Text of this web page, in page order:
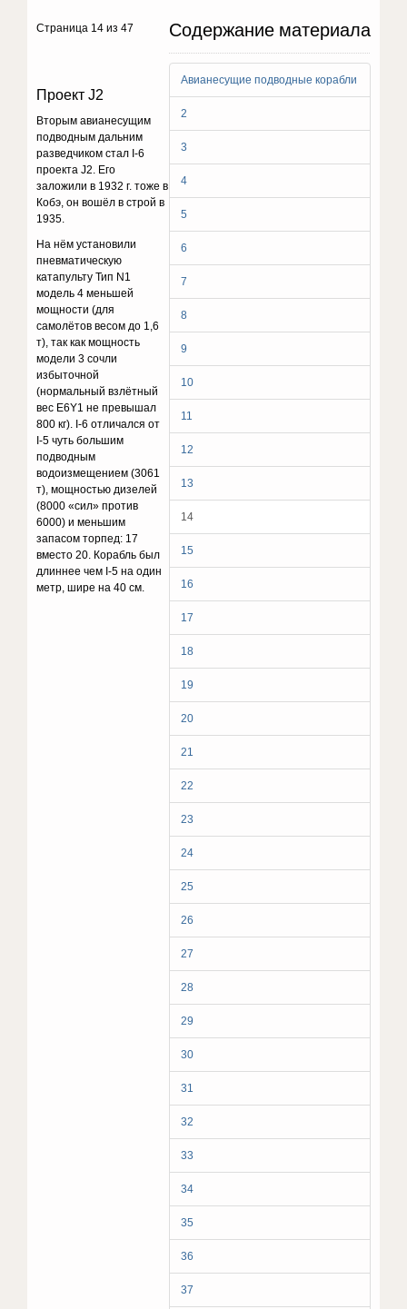
Содержание материала
Авианесущие подводные корабли
2
3
4
5
6
7
8
9
10
11
12
13
14
15
16
17
18
19
20
21
22
23
24
25
26
27
28
29
30
31
32
33
34
35
36
37
Страница 14 из 47
Проект J2
Вторым авианесущим
подводным дальним
разведчиком стал I-6
проекта J2. Его
заложили в 1932 г. тоже в
Кобэ, он вошёл в строй в
1935.
На нём установили
пневматическую
катапульту Тип N1
модель 4 меньшей
мощности (для
самолётов весом до 1,6
т), так как мощность
модели 3 сочли
избыточной
(нормальный взлётный
вес E6Y1 не превышал
800 кг). I-6 отличался от
I-5 чуть большим
подводным
водоизмещением (3061
т), мощностью дизелей
(8000 «сил» против
6000) и меньшим
запасом торпед: 17
вместо 20. Корабль был
длиннее чем I-5 на один
метр, шире на 40 см.